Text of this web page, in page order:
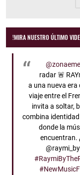
!MIRA NUESTRO ÚLTIMO
radar 🚨
a una nueva era
viaje entre el
invita a soltar,
combina
donde la
encuentran.